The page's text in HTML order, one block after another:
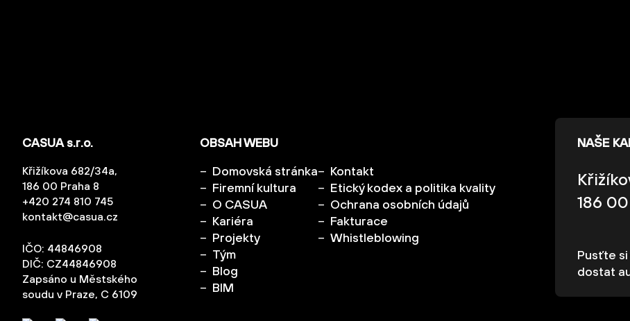
CASUA s.r.o.
Křižíkova 682/34a,
186 00 Praha 8
+420 274 810 745
kontakt@casua.cz
IČO: 44846908
DIČ: CZ44846908
Zapsáno u Městského
soudu v Praze, C 6109
OBSAH WEBU
Domovská stránka
Firemní kultura
O CASUA
Kariéra
Projekty
Tým
Blog
BIM
Kontakt
Etický kodex a politika kvality
Ochrana osobních údajů
Fakturace
Whistleblowing
NAŠE
186
Pusťte si
dostat